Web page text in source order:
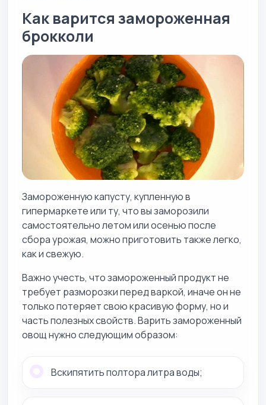
Как варится замороженная
брокколи
Замороженную капусту, купленную в
гипермаркете или ту, что вы заморозили
самостоятельно летом или осенью после
сбора урожая, можно приготовить также легко,
как и свежую.
Важно учесть, что замороженный продукт не
требует разморозки перед варкой, иначе он не
только потеряет свою красивую форму, но и
часть полезных свойств. Варить замороженный
овощ нужно следующим образом:
Вскипятить полтора литра воды;